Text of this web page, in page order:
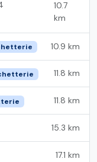
10.7
km
10.9 km
11.8 km
11.8 km
15.3 km
17.1 km